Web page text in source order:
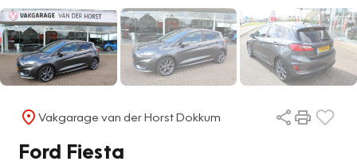
Vakgarage van der Horst Dokkum
Ford Fiesta